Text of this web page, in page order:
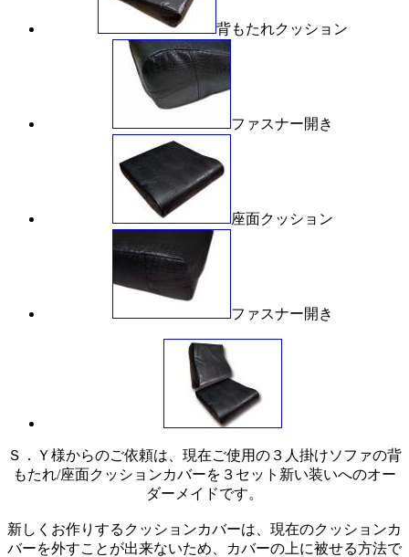
背もたれクッション
ファスナー開き
座面クッション
ファスナー開き
Ｓ．Ｙ様からのご依頼は、現在ご使用の３人掛けソファの背
もたれ/座面クッションカバーを３セット新い装いへのオー
ダーメイドです。
新しくお作りするクッションカバーは、現在のクッションカ
バーを外すことが出来ないため、カバーの上に被せる方法で